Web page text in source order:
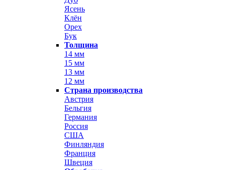
Ясень
Клён
Орех
Бук
Толщина
14 мм
15 мм
13 мм
12 мм
Страна производства
Австрия
Бельгия
Германия
Россия
США
Финляндия
Франция
Швеция